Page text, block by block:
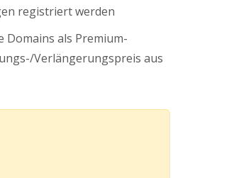
registriert werden
Domains als Premium-
Verlängerungspreis aus